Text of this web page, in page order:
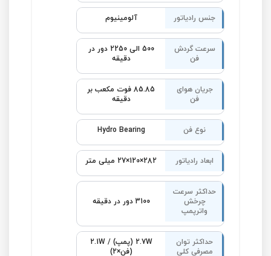
جنس رادیاتور آلومینیوم
سرعت گردش
فن
500 الی 2250 دور در
دقیقه
جریان هوای
فن
85.85 فوت مکعب بر
دقیقه
نوع فن Hydro Bearing
ابعاد رادیاتور 282×120×27 میلی متر
حداکثر سرعت
چرخش
واترپمپ
3100 دور در دقیقه
حداکثر توان
مصرفی کلی
2.7W (پمپ) / 2.1W
(فن×2)